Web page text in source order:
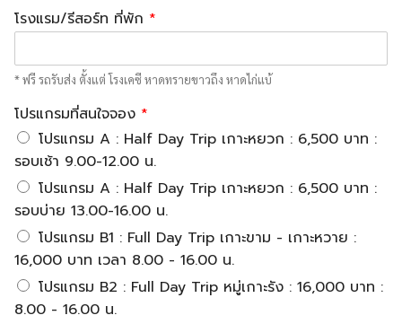
โรงแรม/รีสอร์ท ที่พัก *
* ฟรี รถรับส่ง ตั้งแต่ โรงเคซี หาดทรายขาวถึง หาดไก่แบ้
โปรแกรมที่สนใจจอง *
โปรแกรม A : Half Day Trip เกาะหยวก : 6,500 บาท :
รอบเช้า 9.00-12.00 น.
โปรแกรม A : Half Day Trip เกาะหยวก : 6,500 บาท :
รอบบ่าย 13.00-16.00 น.
โปรแกรม B1 : Full Day Trip เกาะขาม - เกาะหวาย :
16,000 บาท เวลา 8.00 - 16.00 น.
โปรแกรม B2 : Full Day Trip หมู่เกาะรัง : 16,000 บาท :
8.00 - 16.00 น.